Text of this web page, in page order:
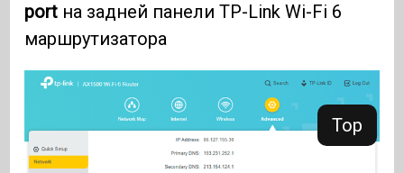
Top
port на задней панели TP-Link Wi-Fi 6
маршрутизатора